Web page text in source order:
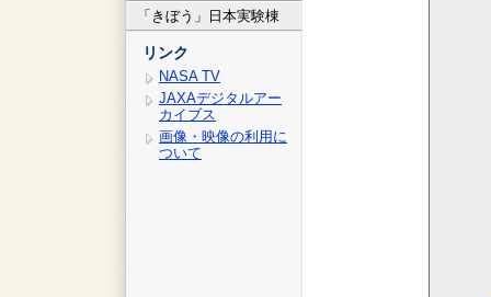
「きぼう」日本実験棟
リンク
NASA TV
JAXAデジタルアー
カイブス
画像・映像の利用に
ついて